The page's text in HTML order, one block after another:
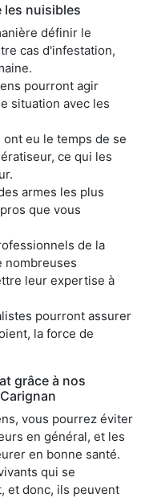
les nuisibles
définir le
cas d'infestation,
pourront agir
situation avec les
eu le temps de se
ce qui les
armes les plus
que vous
de la
nombreuses
leur expertise à
pourront assurer
la force de
grâce à nos
vous pourrez éviter
en général, et les
en bonne santé.
qui se
et donc, ils peuvent